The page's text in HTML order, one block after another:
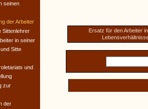
Ersatz für den Arbeiter
seinen
der Arbeiter
Sittenlehrer
in seiner
Sitte
und
zur
der